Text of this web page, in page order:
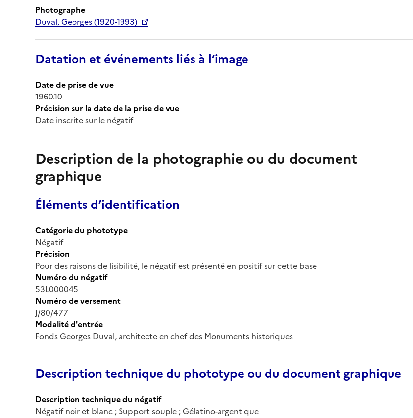
Photographe
Duval, Georges (1920-1993)
Datation et événements liés à l’image
Date de prise de vue
1960.10
Précision sur la date de la prise de vue
Date inscrite sur le négatif
Description de la photographie ou du document
graphique
Éléments d’identification
Catégorie du phototype
Négatif
Précision
Pour des raisons de lisibilité, le négatif est présenté en positif sur cette base
Numéro du négatif
53L000045
Numéro de versement
J/80/477
Modalité d'entrée
Fonds Georges Duval, architecte en chef des Monuments historiques
Description technique du phototype ou du document graphique
Description technique du négatif
Négatif noir et blanc ; Support souple ; Gélatino-argentique